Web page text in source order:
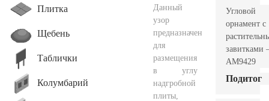
Плитка
Щебень
Таблички
Колумбарий
Данный
узор
предназначен
для
размещения
в углу
надгробной
плиты,
Угловой
орнамент с
завитками
AM9429
Подитог